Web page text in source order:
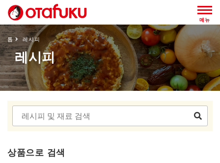
메뉴
톱 레시피
레시피
상품으로 검색